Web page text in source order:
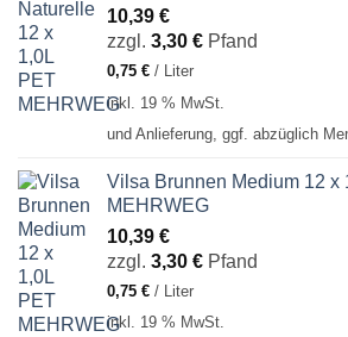
10,39 €
zzgl. 3,30 € Pfand
0,75 € / Liter
inkl. 19 % MwSt.
und Anlieferung, ggf. abzüglich
Vilsa Brunnen Medium 12 x
MEHRWEG
10,39 €
zzgl. 3,30 € Pfand
0,75 € / Liter
inkl. 19 % MwSt.